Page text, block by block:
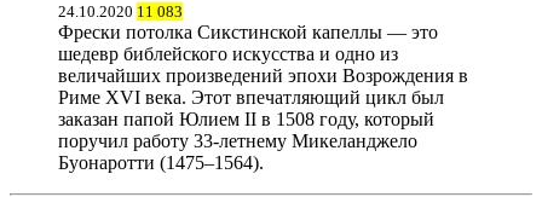
24.10.2020 11 083
Фрески потолка Сикстинской капеллы — это
шедевр библейского искусства и одно из
величайших произведений эпохи Возрождения в
Риме XVI века. Этот впечатляющий цикл был
заказан папой Юлием II в 1508 году, который
поручил работу 33-летнему Микеланджело
Буонаротти (1475–1564).